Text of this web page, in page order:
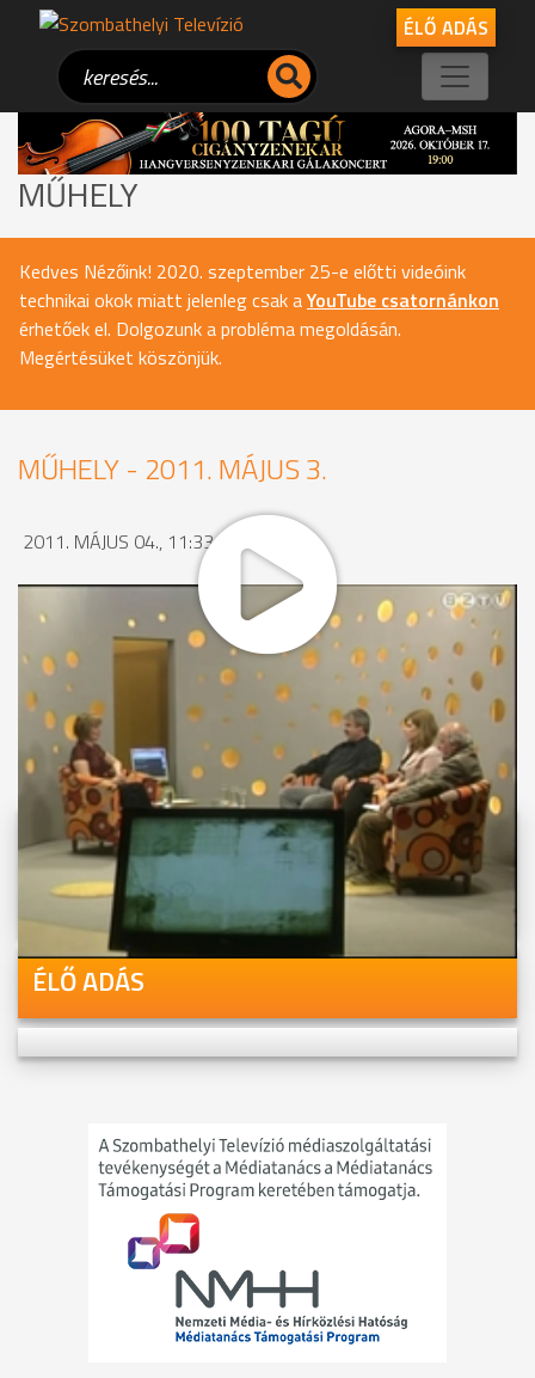
ÉLŐ ADÁS
MŰHELY
Kedves Nézőink! 2020. szeptember 25-e előtti videóink
technikai okok miatt jelenleg csak aYouTube csatornánkon
érhetőek el. Dolgozunk a probléma megoldásán.
Megértésüket köszönjük.
MŰHELY - 2011. MÁJUS 3.
2011. MÁJUS 04., 11:33
MEGOSZTÁS
Videóink megtekinthetőek
Youtube-csatornánkon is!
ÉLŐ ADÁS